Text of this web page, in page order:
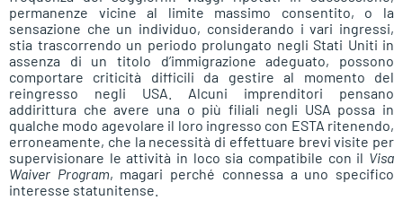
permanenze vicine al limite massimo consentito, o la
sensazione che un individuo, considerando i vari ingressi,
stia trascorrendo un periodo prolungato negli Stati Uniti in
assenza di un titolo d’immigrazione adeguato, possono
comportare criticità difficili da gestire al momento del
reingresso negli USA. Alcuni imprenditori pensano
addirittura che avere una o più filiali negli USA possa in
qualche modo agevolare il loro ingresso con ESTA ritenendo,
erroneamente, che la necessità di effettuare brevi visite per
supervisionare le attività in loco sia compatibile con il Visa
Waiver Program, magari perché connessa a uno specifico
interesse statunitense.